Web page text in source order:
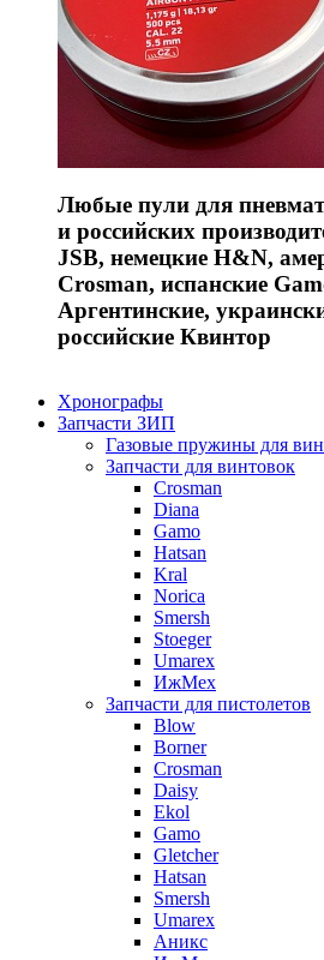
Любые пули для
и российских
JSB, немецкие H&N,
Crosman, испанские
Аргентинские,
российские Квинтор
Хронографы
Запчасти ЗИП
Газовые пружины для
Запчасти для винтовок
Crosman
Diana
Gamo
Hatsan
Kral
Norica
Smersh
Stoeger
Umarex
ИжМех
Запчасти для пистолетов
Blow
Borner
Crosman
Daisy
Ekol
Gamo
Gletcher
Hatsan
Smersh
Umarex
Аникс